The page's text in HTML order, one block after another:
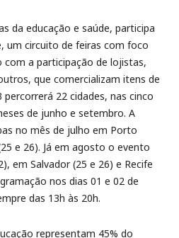
da educação e saúde, participa
um circuito de feiras com foco
a participação de lojistas,
que comercializam itens de
percorrerá 22 cidades, nas cinco
de junho e setembro. A
no mês de julho em Porto
e 26). Já em agosto o evento
em Salvador (25 e 26) e Recife
nos dias 01 e 02 de
das 13h às 20h.
representam 45% do